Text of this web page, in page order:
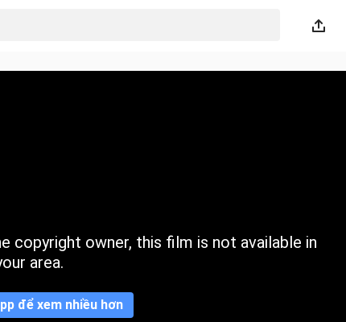
copyright owner, this film is not available in
area.
để xem nhiều hơn